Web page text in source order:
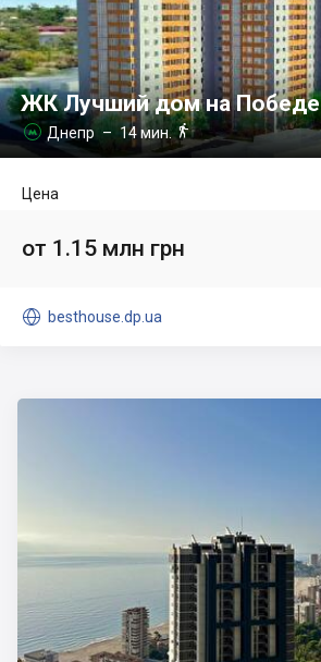
ЖК Лучший дом на Победе
 Днепр– 14 мин.
Цена
от 1.15 млн грн
 besthouse.dp.ua